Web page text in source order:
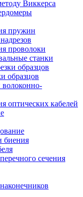
Виккерса
пружин
проволоки
станки
образцов
образцов
оптических кабелей
биения
сечения